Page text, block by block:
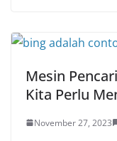
Mesin
Kita Perlu
November 27, 2023